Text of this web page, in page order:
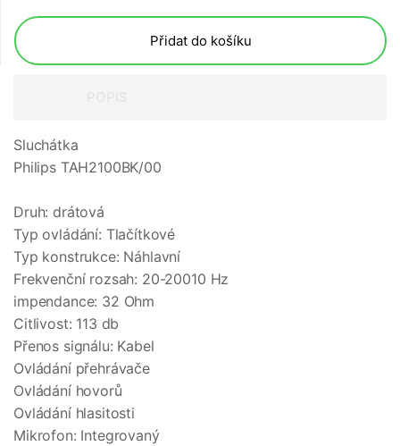
Přidat do košíku
Sluchátka
Philips TAH2100BK/00
Druh: drátová
Typ ovládání: Tlačítkové
Typ konstrukce: Náhlavní
Frekvenční rozsah: 20-20010 Hz
impendance: 32 Ohm
Citlivost: 113 db
Přenos signálu: Kabel
Ovládání přehrávače
Ovládání hovorů
Ovládání hlasitosti
Mikrofon: Integrovaný